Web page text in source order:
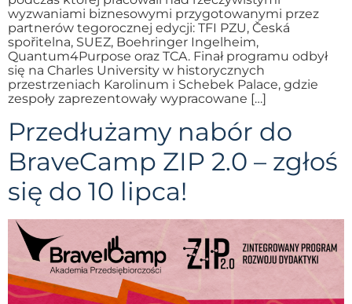
wyzwaniami biznesowymi przygotowanymi przez
partnerów tegorocznej edycji: TFI PZU, Česká
spořitelna, SUEZ, Boehringer Ingelheim,
Quantum4Purpose oraz TCA. Finał programu odbył
się na Charles University w historycznych
przestrzeniach Karolinum i Schebek Palace, gdzie
zespoły zaprezentowały wypracowane […]
Przedłużamy nabór do
BraveCamp ZIP 2.0 – zgłoś
się do 10 lipca!